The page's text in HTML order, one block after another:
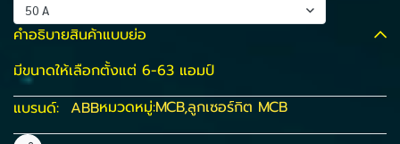
50 A
คำอธิบายสินค้าแบบย่อ
มีขนาดให้เลือกตั้งแต่ 6-63 แอมป์
แบรนด์: ABBหมวดหมู่:MCB,ลูกเซอร์กิต MCB